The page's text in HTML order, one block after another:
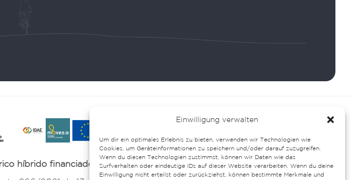
Einwilligung verwalten
Um dir ein optimales Erlebnis zu bieten, verwenden wir Technologien wie
Cookies, um Geräteinformationen zu speichern und/oder darauf zuzugreifen.
Wenn du diesen Technologien zustimmst, können wir Daten wie das
Surfverhalten oder eindeutige IDs auf dieser Website verarbeiten. Wenn du deine
Einwilligung nicht erteilst oder zurückziehst, können bestimmte Merkmale und
Mietbedingungen
híbrido financiado por los fondos NextGenerationEU.